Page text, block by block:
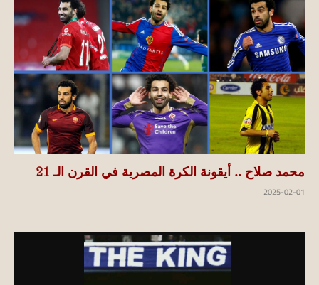
محمد صلاح .. أيقونة الكرة المصرية في القرن الـ 21
2025-02-01